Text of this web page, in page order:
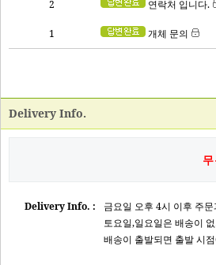
Delivery Info.
Delivery Info. : 금요일 오후 4시 이후 주
토요일,일요일은 배송이
배송이 출발되면 출발 시